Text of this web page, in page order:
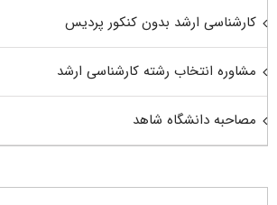
کارشناسی ارشد بدون کنکور پردیس
مشاوره انتخاب رشته کارشناسی ارشد
مصاحبه دانشگاه شاهد